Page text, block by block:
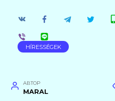
HÍRESSÉGEK
АВТОР
MARAL